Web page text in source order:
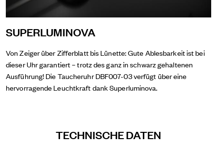
SUPERLUMINOVA
Von Zeiger über Zifferblatt bis Lünette: Gute Ablesbarkeit ist bei
dieser Uhr garantiert – trotz des ganz in schwarz gehaltenen
Ausführung! Die Taucheruhr DBF007-03 verfügt über eine
hervorragende Leuchtkraft dank Superluminova.
TECHNISCHE DATEN